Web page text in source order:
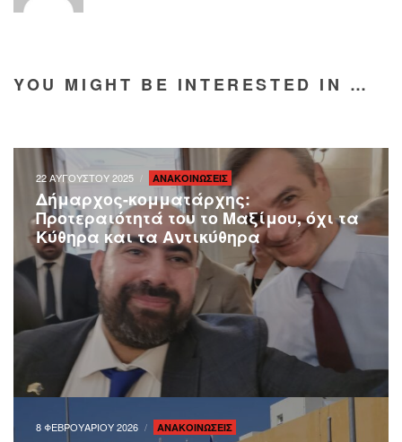
YOU MIGHT BE INTERESTED IN …
22 ΑΥΓΟΥΣΤΟΥ 2025 ΑΝΑΚΟΙΝΩΣΕΙΣ
Δήμαρχος-κομματάρχης:
Προτεραιότητά του το Μαξίμου, όχι τα
Κύθηρα και τα Αντικύθηρα
8 ΦΕΒΡΟΥΑΡΙΟΥ 2026 ΑΝΑΚΟΙΝΩΣΕΙΣ